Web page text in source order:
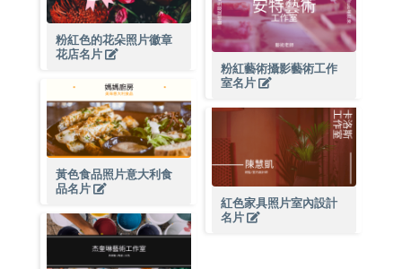
粉紅色的花朵照片徽章
花店名片
黃色食品照片意大利食
品名片
粉紅藝術攝影藝術工作
室名片
紅色家具照片室內設計
名片